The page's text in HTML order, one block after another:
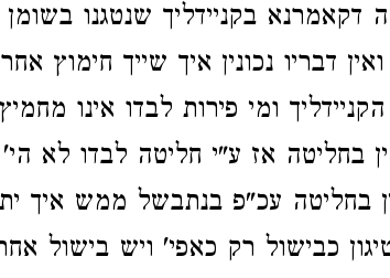
בקניידליך שנטגנו
דבריו נכונין איך שייך חימוץ אחר
ומי פירות לבדו אינו
בחליטה אז ע"י חליטה לבדו לא
בחליטה עכ"פ בנתבשל ממש איך
כבישול רק כאפי' ויש בישול